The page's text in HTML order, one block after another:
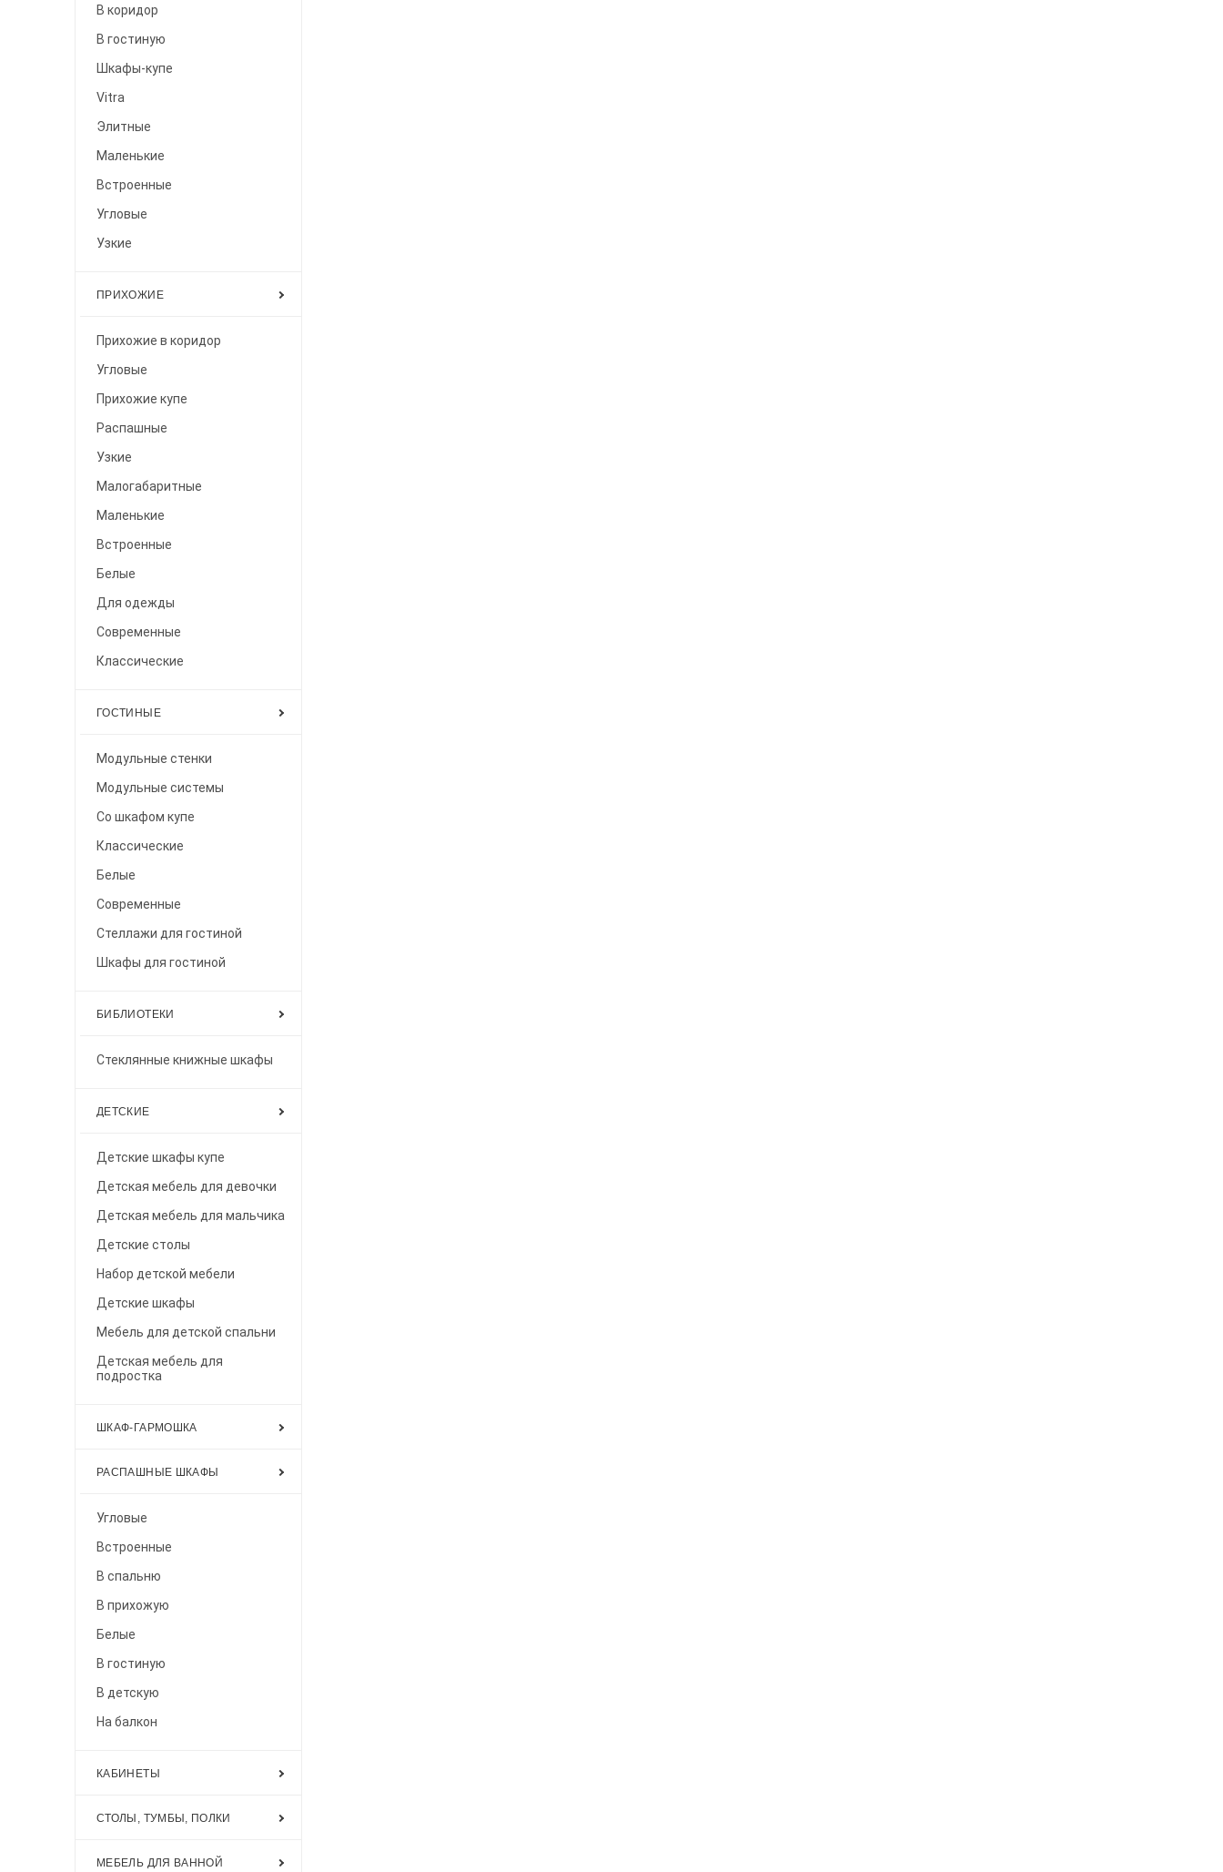
В коридор
В гостиную
Шкафы-купе
Vitra
Элитные
Маленькие
Встроенные
Угловые
Узкие
ПРИХОЖИЕ
Прихожие в коридор
Угловые
Прихожие купе
Распашные
Узкие
Малогабаритные
Маленькие
Встроенные
Белые
Для одежды
Современные
Классические
ГОСТИНЫЕ
Модульные стенки
Модульные системы
Со шкафом купе
Классические
Белые
Современные
Стеллажи для гостиной
Шкафы для гостиной
БИБЛИОТЕКИ
Стеклянные книжные шкафы
ДЕТСКИЕ
Детские шкафы купе
Детская мебель для девочки
Детская мебель для мальчика
Детские столы
Набор детской мебели
Детские шкафы
Мебель для детской спальни
Детская мебель для
подростка
ШКАФ-ГАРМОШКА
РАСПАШНЫЕ ШКАФЫ
Угловые
Встроенные
В спальню
В прихожую
Белые
В гостиную
В детскую
На балкон
КАБИНЕТЫ
СТОЛЫ, ТУМБЫ, ПОЛКИ
МЕБЕЛЬ ДЛЯ ВАННОЙ